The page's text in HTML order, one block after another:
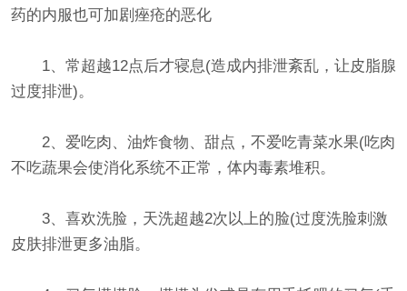
药的内服也可加剧痤疮的恶化
1、常超越12点后才寝息(造成内排泄紊乱，让皮脂腺
过度排泄)。
2、爱吃肉、油炸食物、甜点，不爱吃青菜水果(吃肉
不吃蔬果会使消化系统不正常，体内毒素堆积。
3、喜欢洗脸，天洗超越2次以上的脸(过度洗脸刺激
皮肤排泄更多油脂。